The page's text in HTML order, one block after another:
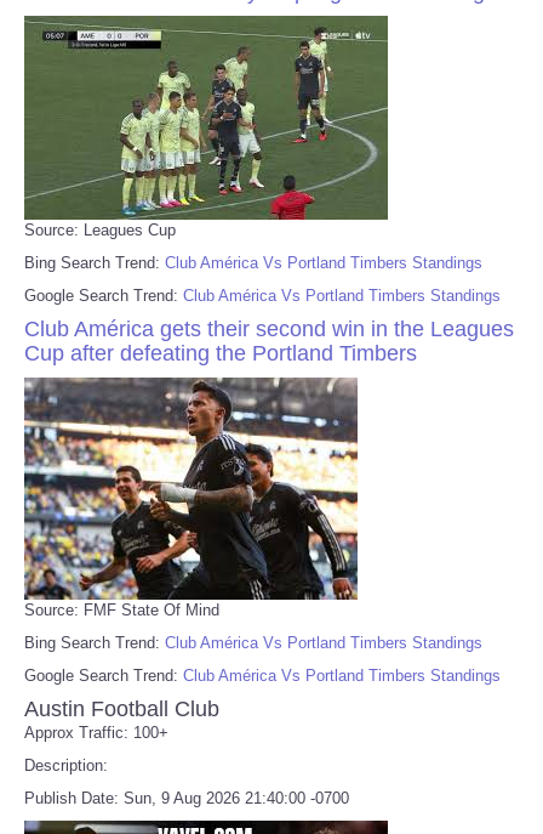
Source: Leagues Cup
Bing Search Trend: Club América Vs Portland Timbers Standings
Google Search Trend: Club América Vs Portland Timbers Standings
Club América gets their second win in the Leagues
Cup after defeating the Portland Timbers
Source: FMF State Of Mind
Bing Search Trend: Club América Vs Portland Timbers Standings
Google Search Trend: Club América Vs Portland Timbers Standings
Austin Football Club
Approx Traffic: 100+
Description:
Publish Date: Sun, 9 Aug 2026 21:40:00 -0700